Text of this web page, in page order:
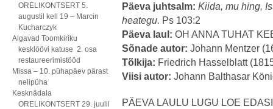
ORELIKONTSERT 5.
augustil kell 19 – Marcin
Kucharczyk
Algavad Toomkiriku
kesklöövi katuse 2. osa
restaureerimistööd
Missa – 10. pühapäev pärast
nelipüha
Kesknädala
ORELIKONTSERT 29. juulil
Päeva juhtsalm: Kiida, mu hing,
heategu. Ps 103:2
Päeva laul: OH ANNA TUHAT
Sõnade autor: Johann Mentzer
Tõlkija: Friedrich Hasselblatt
Viisi autor: Johann Balthasar
PÄEVA LAULU LUGU LOE